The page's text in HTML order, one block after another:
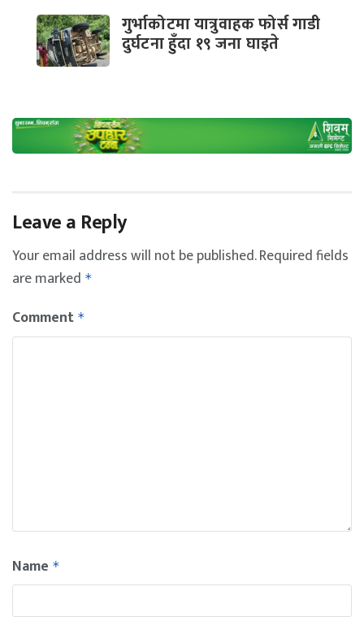
गुर्भाकोटमा यात्रुवाहक फोर्स गाडी
दुर्घटना हुँदा १९ जना घाइते
Leave a Reply
Your email address will not be published.Required fields
are marked *
Comment *
Name *